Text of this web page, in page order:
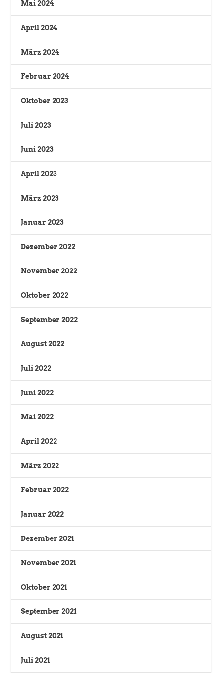
Mai 2024
April 2024
März 2024
Februar 2024
Oktober 2023
Juli 2023
Juni 2023
April 2023
März 2023
Januar 2023
Dezember 2022
November 2022
Oktober 2022
September 2022
August 2022
Juli 2022
Juni 2022
Mai 2022
April 2022
März 2022
Februar 2022
Januar 2022
Dezember 2021
November 2021
Oktober 2021
September 2021
August 2021
Juli 2021